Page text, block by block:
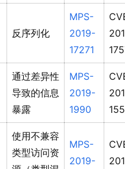
反序列化
MPS-
2019-
17271
通过差异性
导致的信息
暴露
MPS-
2019-
1990
使用不兼容
类型访问资
MPS-
2019-